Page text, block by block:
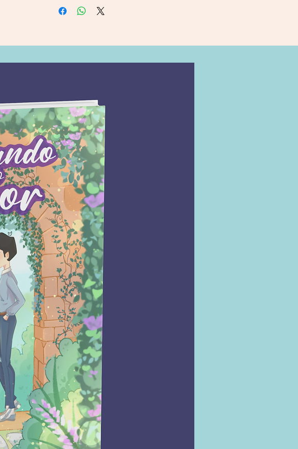
acompanhado de uma refeiÃ§Ã£o
chegam ao estabelecimento, cada
para suas vidas.
Em A extraordinÃ¡ria cozinha dos
livros, cada visitante encontra mais
do que um livro; encontra um
caminho para a cura. Detalhes do
produto
Editora â : â Gutenberg; 1Âª
ediÃ§Ã£o (10 fevereiro 2025)
Idioma â : â PortuguÃªs
Capa comum â : â 256 pÃ¡ginas
ISBN-10 â : â 8582357826
ISBN-13 â : â 978-8582357828
DimensÃµes â : â 14 x 1.2 x 21 cm